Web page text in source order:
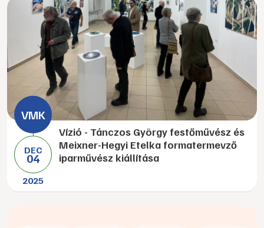
DEC
04
2025
Vízió - Tánczos György festőművész és
Meixner-Hegyi Etelka formatermevző
iparművész kiállítása